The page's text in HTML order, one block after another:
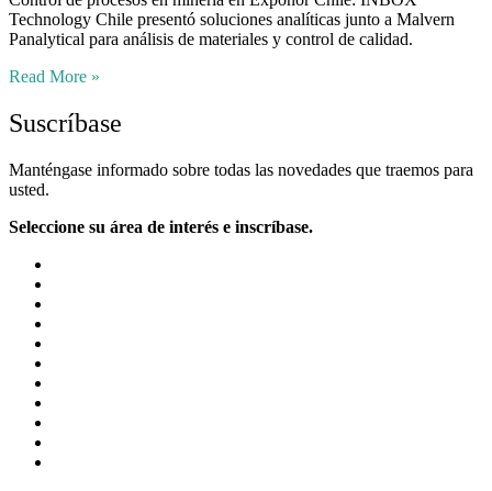
Technology Chile presentó soluciones analíticas junto a Malvern
Panalytical para análisis de materiales y control de calidad.
Read More »
Suscríbase
Manténgase informado sobre todas las novedades que traemos para
usted.
Seleccione su área de interés e inscríbase.